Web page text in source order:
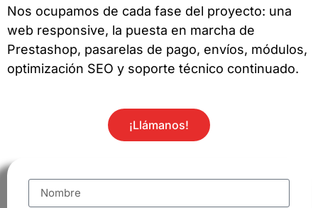
Nos ocupamos de cada fase del proyecto: una
web responsive, la puesta en marcha de
Prestashop, pasarelas de pago, envíos, módulos,
optimización SEO y soporte técnico continuado.
¡Llámanos!